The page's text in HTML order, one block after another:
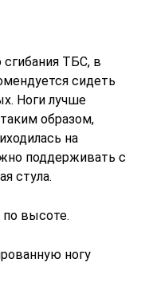
ТБС, в
сидеть
Ноги лучше
образом,
на
поддерживать с
стула.
высоте.
ногу